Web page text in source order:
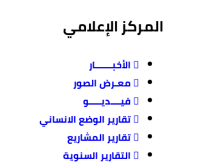
المركز الإعلامي
الأخبـــــــار
معـرض الصور
فيــــديـــــو
تقارير الوضع الانساني
تقارير المشاريع
التقارير السنوية